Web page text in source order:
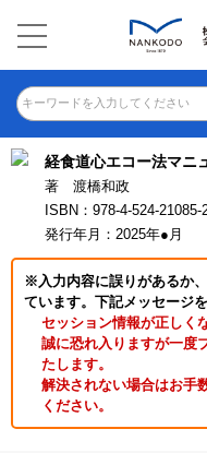
キーワードを入力してください
経食道心エコー法マニ
著 渡橋和政
ISBN：978-4-524-21085-
発行年月：2025年●月
※入力内容に誤りがあるか
ています。下記メッセージ
セッション情報が正しく
誠に恐れ入りますが一度
たします。
解決されない場合はお手
ください。